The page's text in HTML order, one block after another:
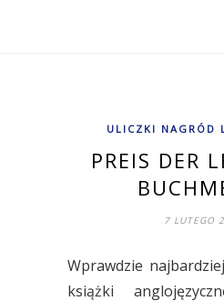
ULICZKI NAGRÓD
PREIS DER
7 LUTEGO
Wprawdzie
książki